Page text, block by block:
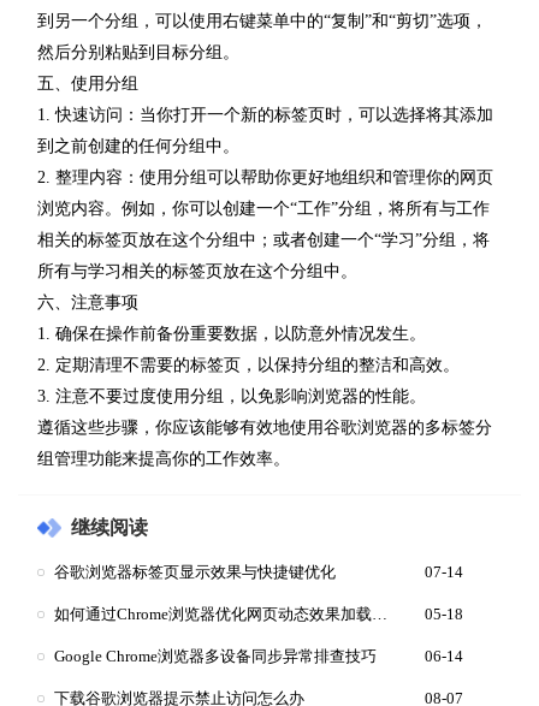
到另一个分组，可以使用右键菜单中的“复制”和“剪切”选项，
然后分别粘贴到目标分组。
五、使用分组
1. 快速访问：当你打开一个新的标签页时，可以选择将其添加
到之前创建的任何分组中。
2. 整理内容：使用分组可以帮助你更好地组织和管理你的网页
浏览内容。例如，你可以创建一个“工作”分组，将所有与工作
相关的标签页放在这个分组中；或者创建一个“学习”分组，将
所有与学习相关的标签页放在这个分组中。
六、注意事项
1. 确保在操作前备份重要数据，以防意外情况发生。
2. 定期清理不需要的标签页，以保持分组的整洁和高效。
3. 注意不要过度使用分组，以免影响浏览器的性能。
遵循这些步骤，你应该能够有效地使用谷歌浏览器的多标签分
组管理功能来提高你的工作效率。
继续阅读
谷歌浏览器标签页显示效果与快捷键优化 07-14
05-18
Google Chrome浏览器多设备同步异常排查技巧 06-14
下载谷歌浏览器提示禁止访问怎么办 08-07